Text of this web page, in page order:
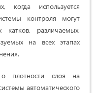
используется
контроля могут
катков, различаемых,
на всех этапах
плотности слоя на
автоматического